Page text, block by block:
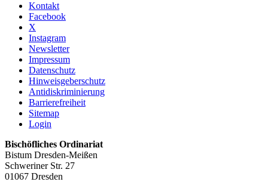
Kontakt
Facebook
X
Instagram
Newsletter
Impressum
Datenschutz
Hinweisgeberschutz
Antidiskriminierung
Barrierefreiheit
Sitemap
Login
Bischöfliches Ordinariat
Bistum Dresden-Meißen
Schweriner Str. 27
01067 Dresden